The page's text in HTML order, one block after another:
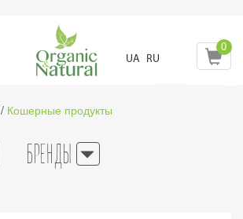
UA RU
0
/ Кошерные продукты
БРЕНДЫ